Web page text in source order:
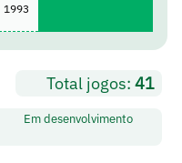
1993
Total jogos: 41
Em desenvolvimento